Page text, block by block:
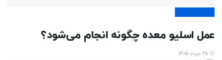
عمل اسلیو معده چگونه انجام می‌شود؟